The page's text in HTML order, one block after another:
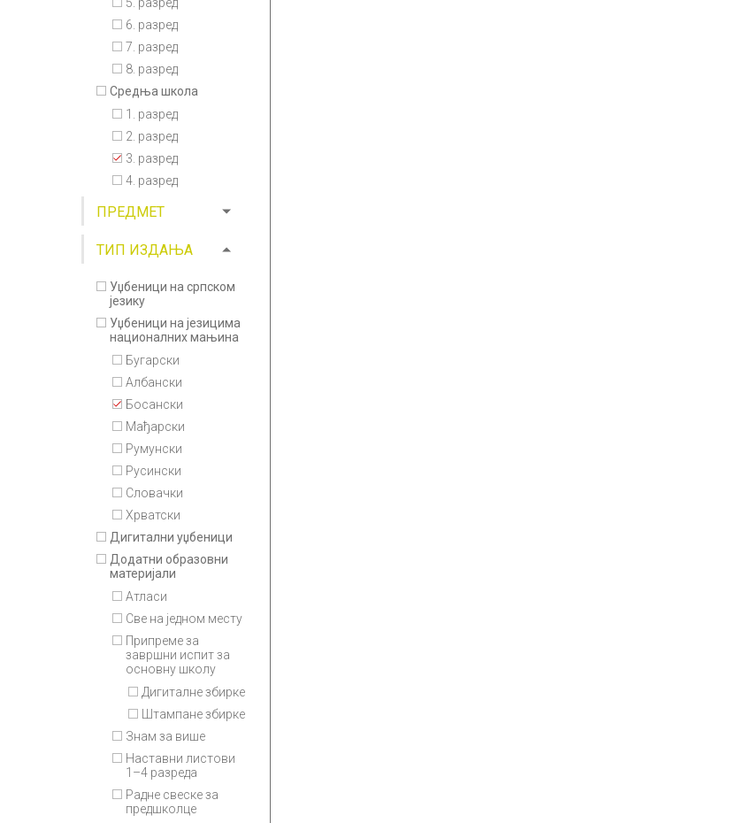
6. разред
7. разред
8. разред
Средња школа
1. разред
2. разред
3. разред
4. разред
ПРЕДМЕТ
ТИП ИЗДАЊА
Уџбеници на српском
језику
Уџбеници на језицима
националних мањина
Бугарски
Албански
Босански
Мађарски
Румунски
Русински
Словачки
Хрватски
Дигитални уџбеници
Додатни образовни
материјали
Атласи
Све на једном месту
Припремe за
завршни испит за
основну школу
Дигиталне збирке
Штампане збирке
Знам за више
Наставни листови
1–4 разреда
Радне свеске за
предшколце